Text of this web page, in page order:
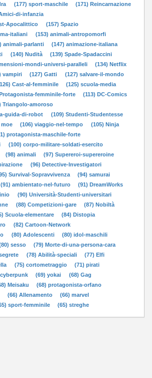
(177) sport-maschile
(171) Reincarnazione
di-infanzia
Apocalittico
(157) Spazio
italiani
(153) animali-antropomorfi
animali-parlanti
(147) animazione-italiana
(140) Nudità
(139) Spade-Spadaccini
mondi-universi-paralleli
(134) Netflix
vampiri (127) Gatti
(127) salvare-il-mondo
Cast-al-femminile
(125) scuola-media
femminile-forte
(113) DC-Comics
Triangolo-amoroso
guida-di-robot
(109) Studenti-Studentesse
moe (106) viaggio-nel-tempo
(105) Ninja
protagonista-maschile-forte
(100) corpo-militare-soldati-esercito
(98) animali
(97) Supereroi-supereroine
(96) Detective-Investigatori
Survival-Sopravvivenza
(94) samurai
(91) ambientato-nel-futuro
(91) DreamWorks
(90) Università-Studenti-universitari
(88) Competizioni-gare
(87) Nobiltà
Scuola-elementare
(84) Distopia
(82) Cartoon-Network
(80) Adolescenti
(80) idol-maschili
sesso
(79) Morte-di-una-persona-cara
(78) Abilità-speciali
(77) Elfi
(75) cortometraggio
(71) pirati
(69) yokai
(68) Gag
Meisaku
(68) protagonista-orfano
(66) Allenamento
(66) marvel
sport-femminile (65) streghe